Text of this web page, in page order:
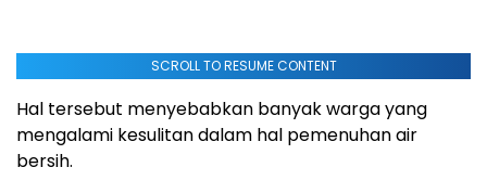
SCROLL TO RESUME CONTENT
Hal tersebut menyebabkan banyak warga yang
mengalami kesulitan dalam hal pemenuhan air
bersih.